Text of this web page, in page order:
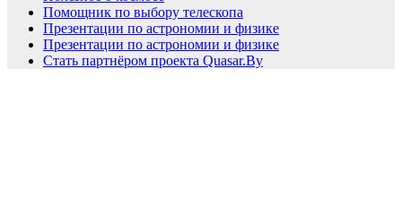
Помощник по выбору телескопа
Презентации по астрономии и физике
Презентации по астрономии и физике
Стать партнёром проекта Quasar.By